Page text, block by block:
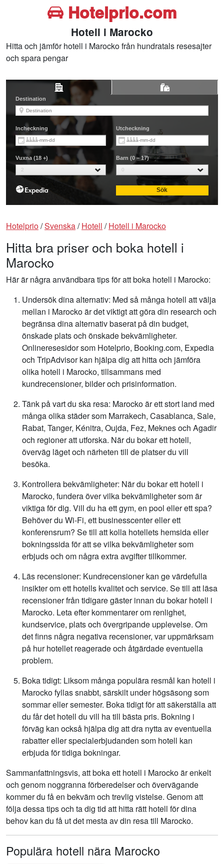
Hotelprio.com
Hotell i Marocko
Hitta och jämför hotell i Marocko från hundratals resesajter
och spara pengar
Hotelprio/Svenska/Hotell /Hotell i Marocko
Hitta bra priser och boka hotell i
Marocko
Här är några användbara tips för att boka hotell i Marocko:
Undersök dina alternativ: Med så många hotell att välja
mellan i Marocko är det viktigt att göra din research och
begränsa dina alternativ baserat på din budget,
önskade plats och önskade bekvämligheter.
Onlineresesidor som Hotelprio, Booking.com, Expedia
och TripAdvisor kan hjälpa dig att hitta och jämföra
olika hotell i Marocko, tillsammans med
kundrecensioner, bilder och prisinformation.
Tänk på vart du ska resa: Marocko är ett stort land med
många olika städer som Marrakech, Casablanca, Sale,
Rabat, Tanger, Kénitra, Oujda, Fez, Meknes och Agadir
och regioner att utforska. När du bokar ett hotell,
överväg läget och närheten till de platser du vill
besöka.
Kontrollera bekvämligheter: När du bokar ett hotell i
Marocko, fundera över vilka bekvämligheter som är
viktiga för dig. Vill du ha ett gym, en pool eller ett spa?
Behöver du Wi-Fi, ett businesscenter eller ett
konferensrum? Se till att kolla hotellets hemsida eller
bokningssida för att se vilka bekvämligheter som
erbjuds och om några extra avgifter tillkommer.
Läs recensioner: Kundrecensioner kan ge värdefulla
insikter om ett hotells kvalitet och service. Se till att läsa
recensioner från tidigare gäster innan du bokar hotell i
Marocko. Leta efter kommentarer om renlighet,
kundservice, plats och övergripande upplevelse. Om
det finns några negativa recensioner, var uppmärksam
på hur hotellet reagerade och åtgärdade eventuella
problem.
Boka tidigt: Liksom många populära resmål kan hotell i
Marocko fyllas snabbt, särskilt under högsäsong som
sommar eller semester. Boka tidigt för att säkerställa att
du får det hotell du vill ha till bästa pris. Bokning i
förväg kan också hjälpa dig att dra nytta av eventuella
rabatter eller specialerbjudanden som hotell kan
erbjuda för tidiga bokningar.
Sammanfattningsvis, att boka ett hotell i Marocko är enkelt
och genom noggranna förberedelser och övervägande
kommer du få en bekväm och trevlig vistelse. Genom att
följa dessa tips och ta dig tid att hitta rätt hotell för dina
behov kan du få ut det mesta av din resa till Marocko.
Populära hotell nära Marocko